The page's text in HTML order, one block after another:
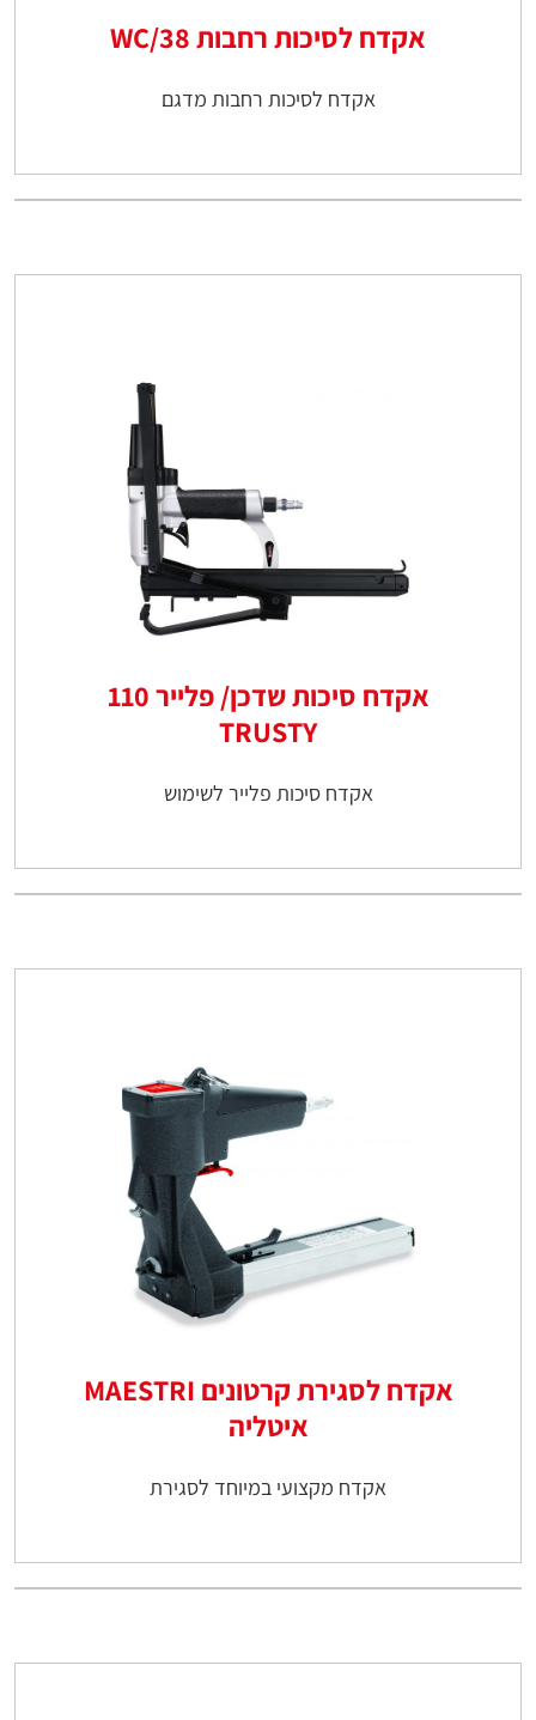
אקדח לסיכות רחבות WC/38
אקדח לסיכות רחבות מדגם
אקדח סיכות שדכן/ פלייר 110
TRUSTY
אקדח סיכות פלייר לשימוש
אקדח לסגירת קרטונים MAESTRI
איטליה
אקדח מקצועי במיוחד לסגירת